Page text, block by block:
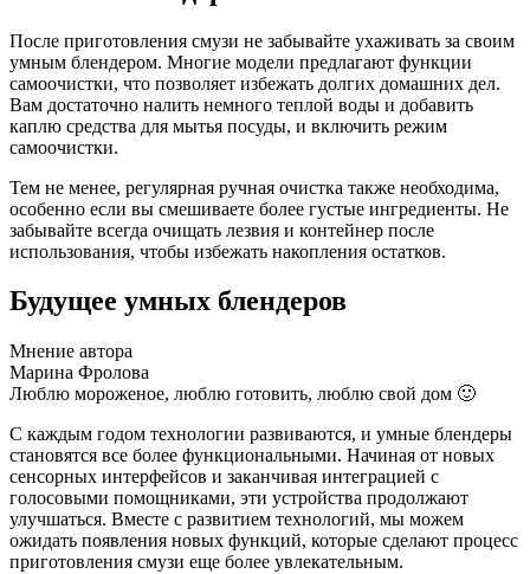
После приготовления смузи не забывайте ухаживать за своим
умным блендером. Многие модели предлагают функции
самоочистки, что позволяет избежать долгих домашних дел.
Вам достаточно налить немного теплой воды и добавить
каплю средства для мытья посуды, и включить режим
самоочистки.
Тем не менее, регулярная ручная очистка также необходима,
особенно если вы смешиваете более густые ингредиенты. Не
забывайте всегда очищать лезвия и контейнер после
использования, чтобы избежать накопления остатков.
Будущее умных блендеров
Мнение автора
Марина Фролова
Люблю мороженое, люблю готовить, люблю свой дом 🙂
С каждым годом технологии развиваются, и умные блендеры
становятся все более функциональными. Начиная от новых
сенсорных интерфейсов и заканчивая интеграцией с
голосовыми помощниками, эти устройства продолжают
улучшаться. Вместе с развитием технологий, мы можем
ожидать появления новых функций, которые сделают процесс
приготовления смузи еще более увлекательным.